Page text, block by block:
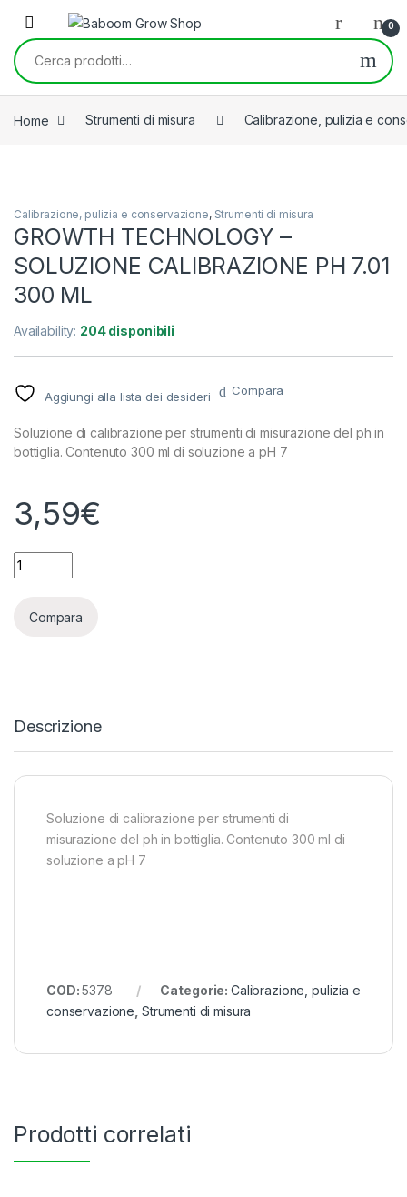
Skip to navigation
Skip to content
0
Cerca:
Home Strumenti di misura Calibrazione, pulizia e
Calibrazione, pulizia e conservazione, Strumenti di misura
GROWTH TECHNOLOGY –
SOLUZIONE CALIBRAZIONE PH 7.01
300 ML
Availability: 204 disponibili
Aggiungi alla lista dei desideri Compara
Soluzione di calibrazione per strumenti di misurazione del ph in
bottiglia. Contenuto 300 ml di soluzione a pH 7
3,59€
GROWTH TECHNOLOGY - SOLUZIONE CALIBRAZIONE PH
Compara
Descrizione
Soluzione di calibrazione per strumenti di
misurazione del ph in bottiglia. Contenuto 300 ml di
soluzione a pH 7
COD:5378 Categorie: Calibrazione, pulizia e
conservazione Strumenti di misura
Prodotti correlati